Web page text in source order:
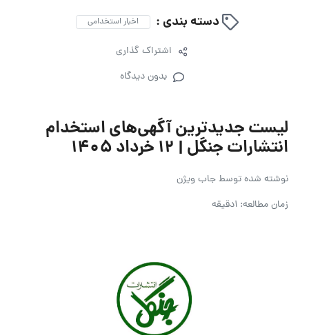
دسته بندی : اخبار استخدامی
اشتراک گذاری
بدون دیدگاه
لیست جدیدترین آگهی‌های استخدام
انتشارات جنگل | ۱۲ خرداد ۱۴۰۵
نوشته شده توسطجاب ویژن
زمان مطالعه: 1دقیقه